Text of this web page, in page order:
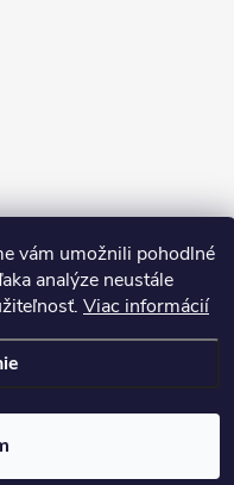
vám umožnili pohodlné
analýze neustále
Viac informácií
Premium
práva vyhradené.